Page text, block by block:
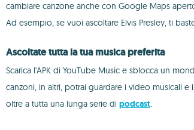
cambiare canzone anche con Google Maps
Ad esempio, se vuoi ascoltare Elvis Presley, ti
Ascoltate tutta la tua musica preferita
Scarica l'APK di YouTube Music e sblocca un
canzoni, in altri, potrai guardare i video musicali
oltre a tutta una lunga serie di podcast.